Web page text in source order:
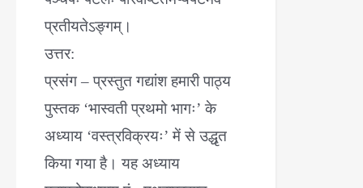
प्रतीयतेऽङ्गम्।
उत्तर:
प्रसंग – प्रस्तुत गद्यांश हमारी पाठ्य
पुस्तक ‘भास्वती प्रथमो भागः’ के
अध्याय ‘वस्त्रविक्रयः’ में से उद्धृत
किया गया है। यह अध्याय